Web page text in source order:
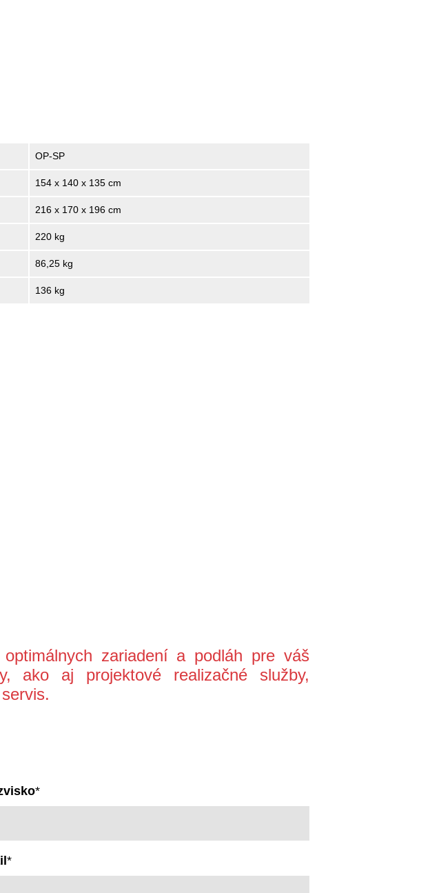
OP-SP
154 x 140 x 135 cm
216 x 170 x 196 cm
220 kg
86,25 kg
136 kg
zariadení a podláh pre váš
ako aj projektové realizačné služby,
*
*